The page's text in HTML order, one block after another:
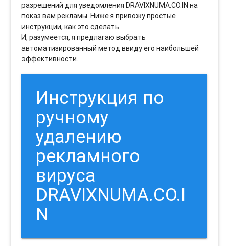
разрешений для уведомления DRAVIXNUMA.CO.IN на
показ вам рекламы. Ниже я привожу простые
инструкции, как это сделать.
И, разумеется, я предлагаю выбрать
автоматизированный метод ввиду его наибольшей
эффективности.
Инструкция по
ручному
удалению
рекламного
вируса
DRAVIXNUMA.CO.I
N